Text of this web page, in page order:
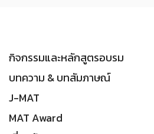
กิจกรรมและหลักสูตรอบรม
บทความ & บทสัมภาษณ์
J-MAT
MAT Award